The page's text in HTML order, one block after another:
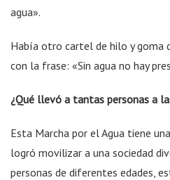
agua».
Había otro cartel de hilo y goma
con la frase: «Sin agua no hay
¿Qué llevó a tantas personas a
Esta Marcha por el Agua tiene
logró movilizar a una sociedad
personas de diferentes edades,